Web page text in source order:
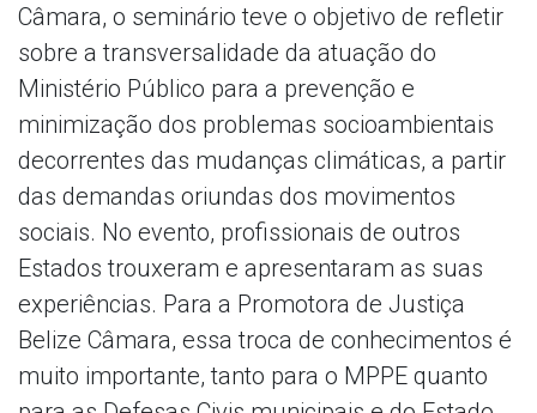
Câmara, o seminário teve o objetivo de refletir
sobre a transversalidade da atuação do
Ministério Público para a prevenção e
minimização dos problemas socioambientais
decorrentes das mudanças climáticas, a partir
das demandas oriundas dos movimentos
sociais. No evento, profissionais de outros
Estados trouxeram e apresentaram as suas
experiências. Para a Promotora de Justiça
Belize Câmara, essa troca de conhecimentos é
muito importante, tanto para o MPPE quanto